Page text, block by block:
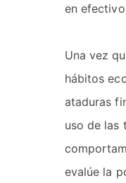
en
Una vez
hábitos
ataduras
uso de las
evalúe la